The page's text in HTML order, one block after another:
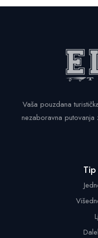
Vaša pouzdana
nezaboravna